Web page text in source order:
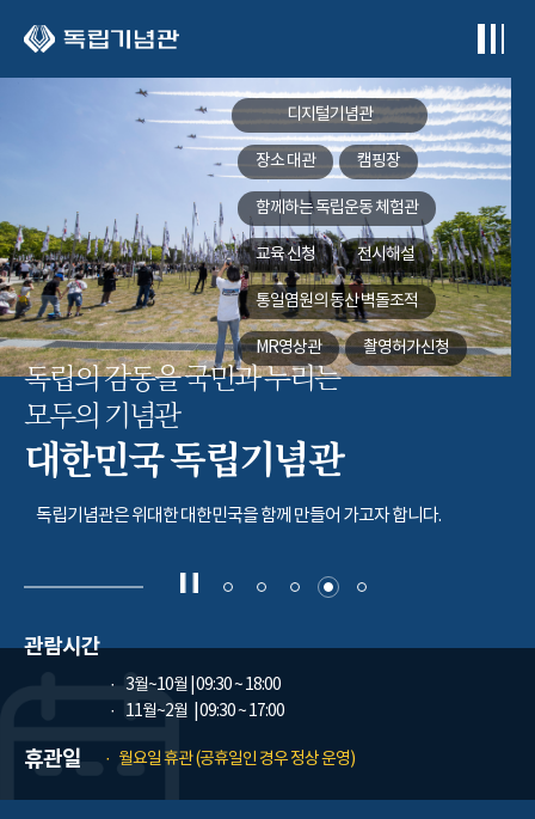
디지털기념관
장소 대관 캠핑장
함께하는독립운동 체험관
교육 신청 전시해설
통일염원의 동산벽돌조적
MR영상관 촬영허가신청
독립의 감동을 국민과 누리는
모두의 기념관
대한민국 독립기념관
독립기념관은 위대한 대한민국을 함께 만들어 가고자 합니다.
관람시간
3월~10월 | 09:30 ~ 18:00
11월~2월
| 09:30 ~ 17:00
휴관일 월요일 휴관 (공휴일인 경우 정상 운영)